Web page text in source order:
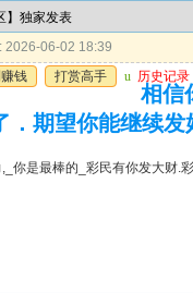
】独家发表
2026-06-02 18:39
钱
打赏高手 u 历史记录
相信
．期望你能继续发
你是最棒的_彩民有你发大财.